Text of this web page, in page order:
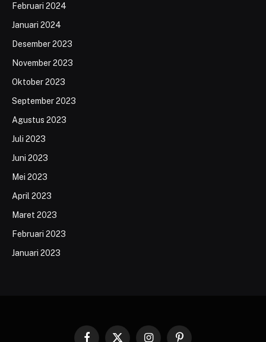
Februari 2024
Januari 2024
Desember 2023
November 2023
Oktober 2023
September 2023
Agustus 2023
Juli 2023
Juni 2023
Mei 2023
April 2023
Maret 2023
Februari 2023
Januari 2023